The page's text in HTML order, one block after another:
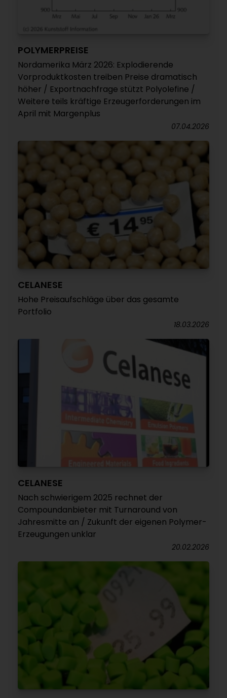
POLYMERPREISE
Nordamerika März 2026: Explodierende
Vorproduktkosten treiben Preise dramatisch
höher / Exportnachfrage stützt Polyolefine /
Weitere teils kräftige Erzeugerforderungen im
April mit Margenplus
07.04.2026
CELANESE
Hohe Preisaufschläge über das gesamte
Portfolio
18.03.2026
CELANESE
Nach schwierigem 2025 rechnet der
Compoundanbieter mit Turnaround von
Jahresmitte an / Zukunft der eigenen Polymer-
Erzeugungen unklar
20.02.2026